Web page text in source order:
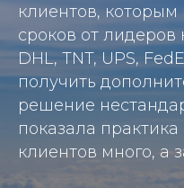
клиентов, которым
сроков от лидеров
DHL, TNT, UPS,
получить
решение
показала
клиентов много, а